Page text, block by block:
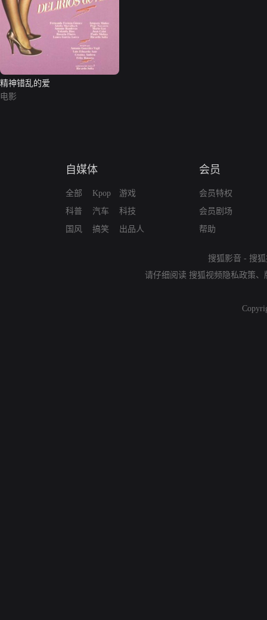
精神错乱的爱
电影
自媒体
全部
科普
国风
Kpop
汽车
搞笑
游戏
科技
出品人
会员
会员特权
会员剧场
帮助
搜狐影音 - 搜
请仔细阅读 搜狐视频隐私政策、